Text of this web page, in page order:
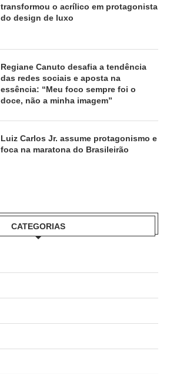
transformou o acrílico em protagonista
do design de luxo
Regiane Canuto desafia a tendência
das redes sociais e aposta na
essência: “Meu foco sempre foi o
doce, não a minha imagem”
Luiz Carlos Jr. assume protagonismo e
foca na maratona do Brasileirão
CATEGORIAS